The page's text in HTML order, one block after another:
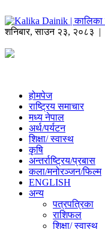
शनिबार,साउन २३, २०८३ |
होमपेज
राष्ट्रिय समाचार
मध्य नेपाल
अर्थ/पर्यटन
शिक्षा/ स्वास्थ
कृषि
अन्तर्राष्ट्रिय/प्रबास
कला/मनोरञ्जन/फिल्म
ENGLISH
अन्य
पत्रपत्रिका
राशिफल
शिक्षा/ स्वास्थ